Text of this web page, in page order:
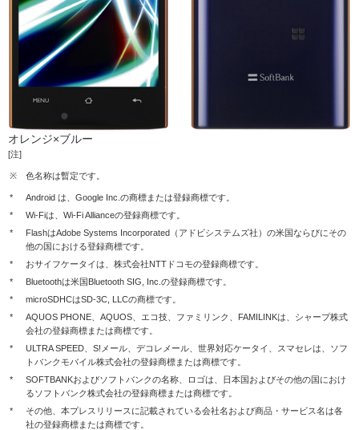
オレンジ×ブルー
[注]
※ 色名称は暫定です。
*
Android は、Google Inc.の商標または登録商標です。
*
Wi-Fiは、Wi-Fi Allianceの登録商標です。
*
FlashはAdobe Systems Incorporated（アドビシステムズ社）の米国ならびにその
他の国における登録商標です。
*
おサイフケータイは、株式会社NTTドコモの登録商標です。
*
Bluetoothは米国Bluetooth SIG, Inc.の登録商標です。
*
microSDHCはSD-3C, LLCの商標です。
*
AQUOS PHONE、AQUOS、エコ技、ファミリンク、FAMILINKは、シャープ株式
会社の登録商標または商標です。
*
ULTRA SPEED、S!メール、デコレメール、世界対応ケータイ、スマセレは、ソフ
トバンクモバイル株式会社の登録商標または商標です。
*
SOFTBANKおよびソフトバンクの名称、ロゴは、日本国およびその他の国におけ
るソフトバンク株式会社の登録商標または商標です。
*
その他、本プレスリリースに記載されている会社名および商品・サービス名は各
社の登録商標または商標です。